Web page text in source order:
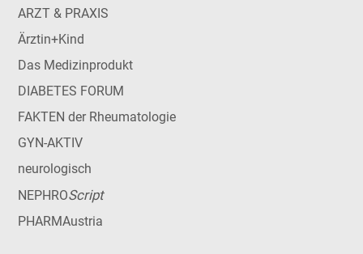
ARZT & PRAXIS
Ärztin+Kind
Das Medizinprodukt
DIABETES FORUM
FAKTEN der Rheumatologie
GYN-AKTIV
neurologisch
NEPHROScript
PHARMAustria